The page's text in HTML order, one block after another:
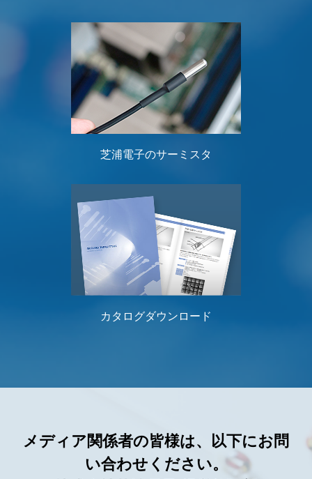
芝浦電子のサーミスタ
カタログダウンロード
メディア関係者の皆様は、以下にお問
い合わせください。